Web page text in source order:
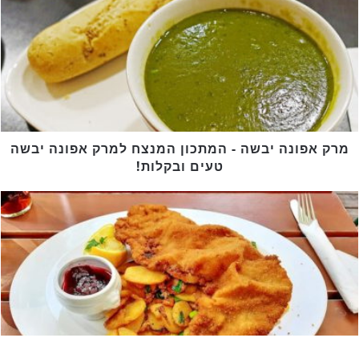
המתכון
המנצח
למרק
אפונה
יבשה
ובקלות!
מרק אפונה יבשה - המתכון המנצח למרק אפונה יבשה
טעים ובקלות!
שניצל
עם
חרדל
דיז'ון
-
מתכון
פשוט!
לשניצל
טעים